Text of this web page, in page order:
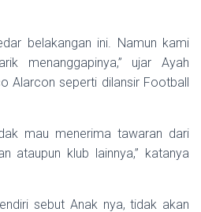
belakangan ini. Namun kami
menanggapinya,” ujar Ayah
Alarcon seperti dilansir Football
mau menerima tawaran dari
ataupun klub lainnya,” katanya
sebut Anak nya, tidak akan